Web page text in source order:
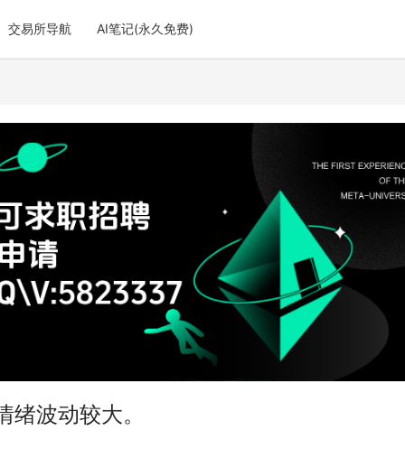
交易所导航 AI笔记(永久免费)
波动较大。